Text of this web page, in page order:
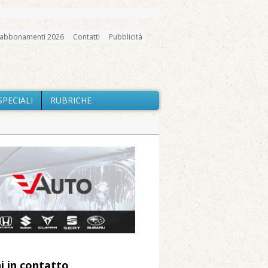
2026 Contatti Pubblicità
RUBRICHE
«Misura precauzionale e
della Pro Loco
estrema e gli incendi